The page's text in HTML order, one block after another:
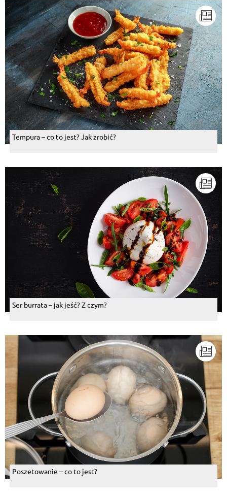
Tempura – co to jest? Jak zrobić?
Ser burrata – jak jeść? Z czym?
Poszetowanie – co to jest?